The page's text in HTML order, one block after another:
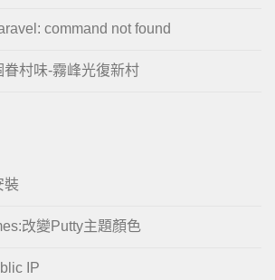
command not found
眷村味-霧峰光復新村
裝
改變Putty主題顏色
IP